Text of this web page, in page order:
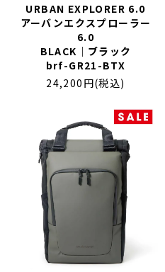
URBAN EXPLORER 6.0
アーバンエクスプローラー
6.0
BLACK｜ブラック
brf-GR21-BTX
24,200円(税込)